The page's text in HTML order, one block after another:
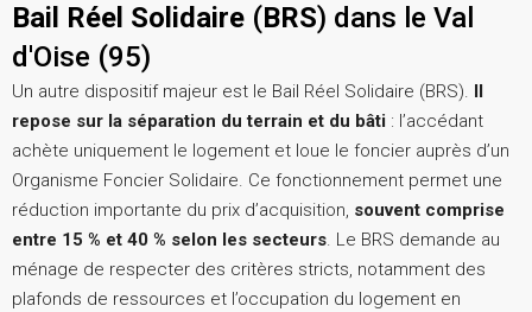
Bail Réel Solidaire (BRS) dans le Val
d'Oise (95)
Un autre dispositif majeur est le Bail Réel Solidaire (BRS). Il
repose sur la séparation du terrain et du bâti : l’accédant
achète uniquement le logement et loue le foncier auprès d’un
Organisme Foncier Solidaire. Ce fonctionnement permet une
réduction importante du prix d’acquisition, souvent comprise
entre 15 % et 40 % selon les secteurs. Le BRS demande au
ménage de respecter des critères stricts, notamment des
plafonds de ressources et l’occupation du logement en